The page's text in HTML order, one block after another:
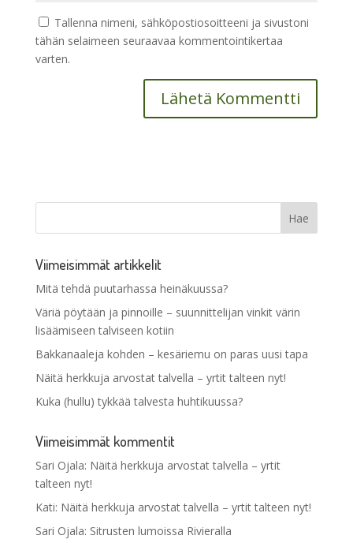
Tallenna nimeni, sähköpostiosoitteeni ja sivustoni
tähän selaimeen seuraavaa kommentointikertaa
varten.
Viimeisimmät artikkelit
Mitä tehdä puutarhassa heinäkuussa?
Väriä pöytään ja pinnoille – suunnittelijan vinkit värin
lisäämiseen talviseen kotiin
Bakkanaaleja kohden – kesäriemu on paras uusi tapa
Näitä herkkuja arvostat talvella – yrtit talteen nyt!
Kuka (hullu) tykkää talvesta huhtikuussa?
Viimeisimmät kommentit
Sari Ojala: Näitä herkkuja arvostat talvella – yrtit
talteen nyt!
Kati: Näitä herkkuja arvostat talvella – yrtit talteen nyt!
Sari Ojala: Sitrusten lumoissa Rivieralla